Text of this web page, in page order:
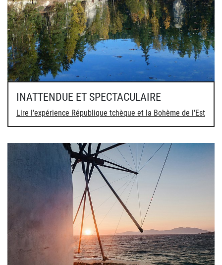
INATTENDUE ET SPECTACULAIRE
Lire l'expérience République tchèque et la Bohème de l'Est